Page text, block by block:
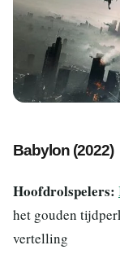
Babylon (2022)
Hoofdrolspelers:
het gouden
vertelling